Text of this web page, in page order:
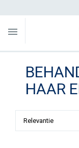

HAAR
Relevantie